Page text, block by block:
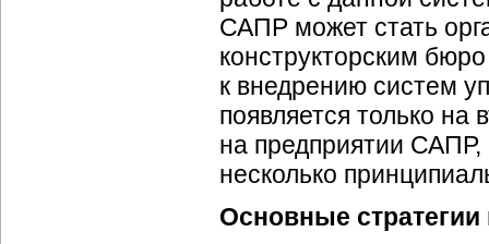
САПР может стать
конструкторским
к внедрению систем
появляется только на
на предприятии САПР,
несколько
Основные